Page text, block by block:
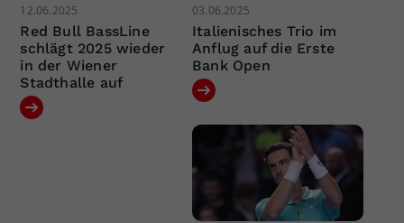
12.06.2025
Red Bull BassLine
schlägt 2025 wieder
in der Wiener
Stadthalle auf
03.06.2025
Italienisches Trio im
Anflug auf die Erste
Bank Open